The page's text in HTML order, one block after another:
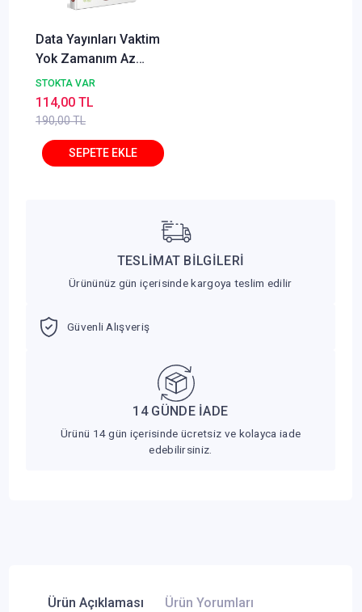
Data Yayınları Vaktim
Yok Zamanım Az
Diyenler İçin Hızlı DGS
STOKTA VAR
190,00 TL
114,00 TL
TESLİMAT BİLGİLERİ
Ürününüz gün içerisinde kargoya teslim edilir
Güvenli Alışveriş
14 GÜNDE İADE
Ürünü 14 gün içerisinde ücretsiz ve kolayca iade
edebilirsiniz.
Ürün Açıklaması Ürün Yorumları